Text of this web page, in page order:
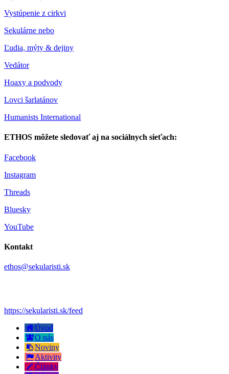
Vystúpenie z cirkvi
Sekulárne nebo
Ľudia, mýty & dejiny
Vedátor
Hoaxy a podvody
Lovci šarlatánov
Humanists International
ETHOS môžete sledovať aj na sociálnych sieťach:
Facebook
Instagram
Threads
Bluesky
YouTube
Kontakt
ethos@sekularisti.sk
https://sekularisti.sk/feed
Úvod
O nás
Noviny
Aktivity
Články